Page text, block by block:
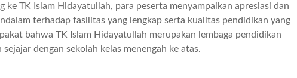
ke TK Islam Hidayatullah, para peserta menyampaikan apresiasi dan
terhadap fasilitas yang lengkap serta kualitas pendidikan yang
bahwa TK Islam Hidayatullah merupakan lembaga pendidikan
dengan sekolah kelas menengah ke atas.